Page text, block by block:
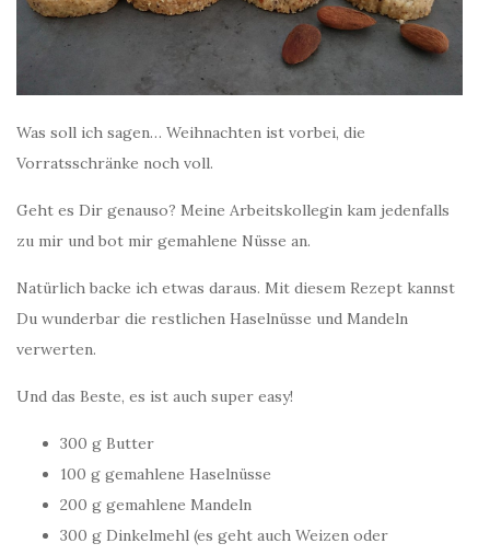
Was soll ich sagen… Weihnachten ist vorbei, die
Vorratsschränke noch voll.
Geht es Dir genauso? Meine Arbeitskollegin kam jedenfalls
zu mir und bot mir gemahlene Nüsse an.
Natürlich backe ich etwas daraus. Mit diesem Rezept kannst
Du wunderbar die restlichen Haselnüsse und Mandeln
verwerten.
Und das Beste, es ist auch super easy!
300 g Butter
100 g gemahlene Haselnüsse
200 g gemahlene Mandeln
300 g Dinkelmehl (es geht auch Weizen oder